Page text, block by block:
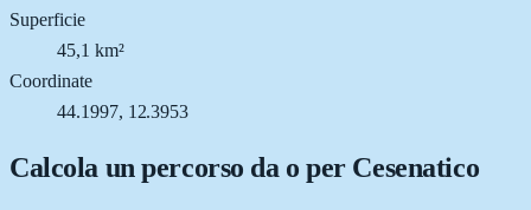
Superficie
45,1 km²
Coordinate
44.1997, 12.3953
Calcola un percorso da o per Cesenatico